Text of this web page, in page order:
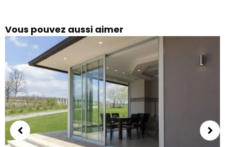
Vous pouvez aussi aimer